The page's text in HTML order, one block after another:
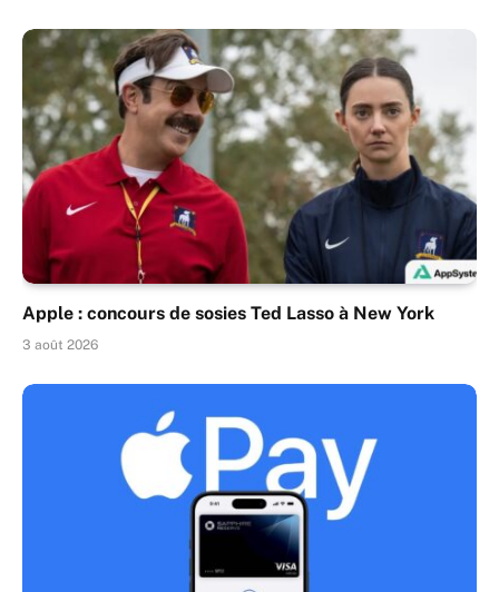
Apple : concours de sosies Ted Lasso à New York
3 août 2026